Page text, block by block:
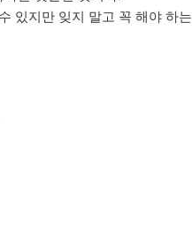
있지만 잊지 말고 꼭 해야 하는